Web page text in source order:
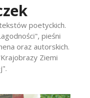
poetyckich.
pieśni
oraz autorskich.
Ziemi